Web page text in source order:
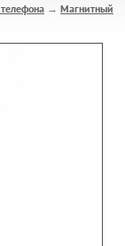
→ Магнитный